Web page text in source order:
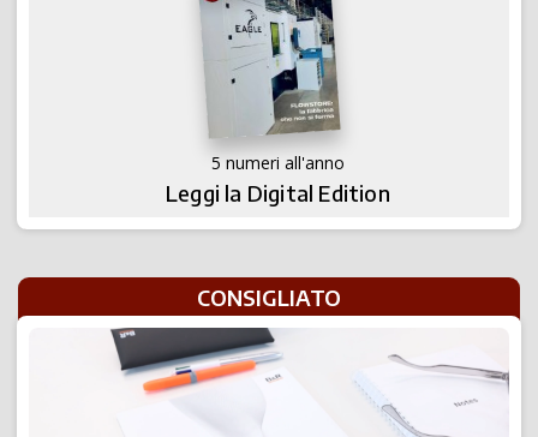
5 numeri all'anno
Leggi la Digital Edition
CONSIGLIATO